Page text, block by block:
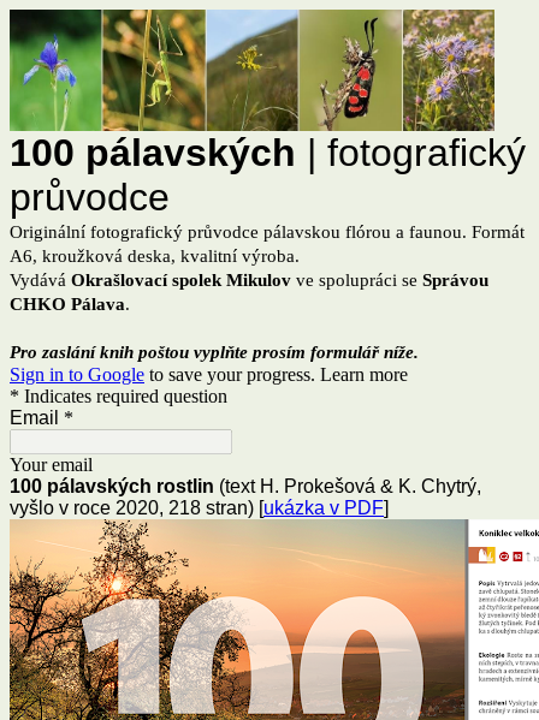
100 pálavských | fotografický
průvodce
Originální fotografický průvodce pálavskou flórou a faunou. Formát
A6, kroužková deska, kvalitní výroba.
Vydává Okrašlovací spolek Mikulov ve spolupráci se Správou
CHKO Pálava.
Pro zaslání knih poštou vyplňte prosím formulář níže.
Sign in to Google to save your progress. Learn more
* Indicates required question
Email *
Your email
100 pálavských rostlin (text H. Prokešová & K. Chytrý,
vyšlo v roce 2020, 218 stran) [ukázka v PDF]